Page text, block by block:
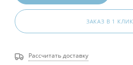
ЗАКАЗ В 1 КЛИК
Рассчитать доставку